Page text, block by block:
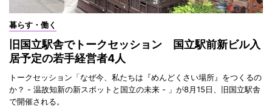
暮らす・働く
旧国立駅舎でトークセッション 国立駅前新ビル入
居予定の若手経営者4人
トークセッション「なぜ今、私たちは『めんどくさい場所』をつくるの
か？ - 温故知新の新スポットと国立の未来 - 」が8月15日、旧国立駅舎
で開催される。